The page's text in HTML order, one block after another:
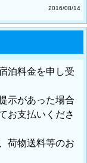
2016/08/14
泊料金を申し受
示があった場合
お支払いくださ
荷物送料等のお